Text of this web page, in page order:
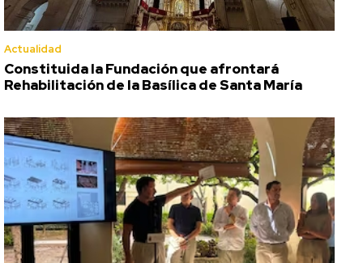
Actualidad
Constituida la Fundación que afrontará
Rehabilitación de la Basílica de Santa María